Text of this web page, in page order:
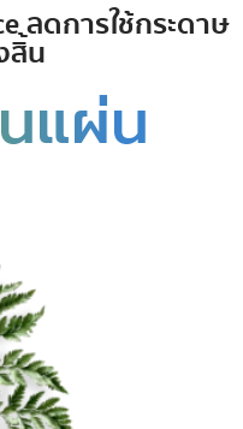
ลดการใช้กระดาษ
สิ้น
แผ่น